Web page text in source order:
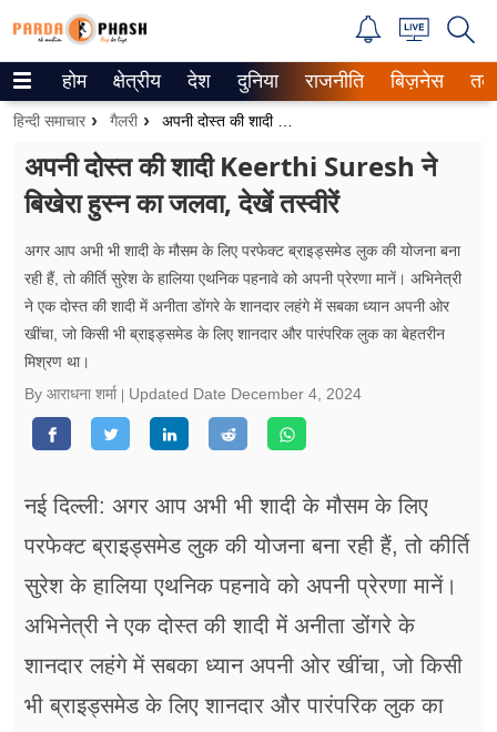
Trending on Google News
ePaper
वेब स्टोरीज
उत्तर प्रदेश
गैलरी
वीडियो
रिलेशनशिप
जीवन मंत्रा
फूड
सेहत
ब्‍यूटी
जॉब्स
शिक्षा
होम क्षेत्रीय देश दुनिया राजनीति बिज़नेस
हिन्दी समाचार गैलरी
अपनी दोस्त की शादी Keerthi Suresh ने
बिखेरा हुस्न का जलवा, देखें तस्वीरें
अगर आप अभी भी शादी के मौसम के लिए परफेक्ट ब्राइड्समेड लुक की योजना बना
रही हैं, तो कीर्ति सुरेश के हालिया एथनिक पहनावे को अपनी प्रेरणा मानें। अभिनेत्री
ने एक दोस्त की शादी में अनीता डोंगरे के शानदार लहंगे में सबका ध्यान अपनी ओर
खींचा, जो किसी भी ब्राइड्समेड के लिए शानदार और पारंपरिक लुक का बेहतरीन
मिश्रण था।
By आराधना शर्मा
Updated Date December 4, 2024
नई दिल्ली: अगर आप अभी भी शादी के मौसम के लिए
परफेक्ट ब्राइड्समेड लुक की योजना बना रही हैं, तो कीर्ति
सुरेश के हालिया एथनिक पहनावे को अपनी प्रेरणा मानें।
अभिनेत्री ने एक दोस्त की शादी में अनीता डोंगरे के
शानदार लहंगे में सबका ध्यान अपनी ओर खींचा, जो किसी
भी ब्राइड्समेड के लिए शानदार और पारंपरिक लुक का